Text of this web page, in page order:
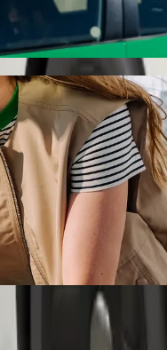
De Vast Luxury
roulants (WAV).